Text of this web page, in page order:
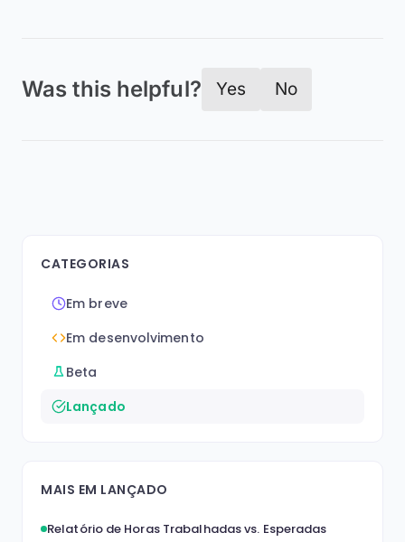
Was this helpful? Yes No
CATEGORIAS
Em breve
Em desenvolvimento
Beta
Lançado
MAIS EM LANÇADO
Relatório de Horas Trabalhadas vs. Esperadas